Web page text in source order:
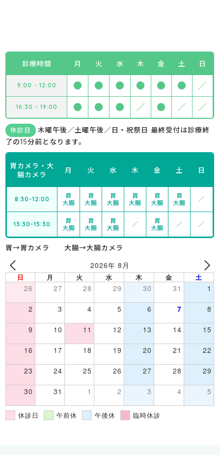
診療時間 月 火 水 木 金 土 日
9:00 - 12:00 ● ● ● ● ● ● ／
16:30 - 19:00 ● ● ● ／ ● ／ ／
休診日
木曜午後／土曜午後／日・祝祭日 最終受付は診療終
了の15分前となります。
胃カメラ・大
腸カメラ
月 火 水 木 金 土 日
8:30-12:00
胃
大腸
胃
大腸
胃
大腸
胃
大腸
胃
大腸
胃
大腸
／
13:30-15:30
胃
大腸
胃
大腸
胃
大腸
／
胃
大腸
／ ／
胃→胃カメラ 大腸→大腸カメラ
2026年 8月
日 月 火 水 木 金 土
26 27 28 29 30 31 1
2 3 4 5 6 7 8
9 10 11 12 13 14 15
16 17 18 19 20 21 22
23 24 25 26 27 28 29
30 31 1 2 3 4 5
休診日 午前休 午後休 臨時休診